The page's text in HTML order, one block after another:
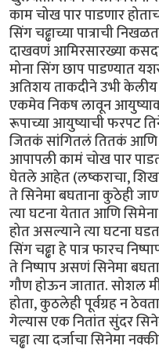
काम चोख पार पाडणार
सिंग चढ्ढाच्या पात्राची
दाखवणं आमिरसारख्या
मोना सिंग छाप पाडण्यात
अतिशय ताकदीने उभी
एकमेव निकष लावून
रूपाच्या आयुष्याची फरपट
जितकं सांगितलं तितकं
आपापली कामं चोख पार
घेतले आहेत (लष्कराचा,
ते सिनेमा बघताना कुठेही
त्या घटना येतात आणि
होत असल्याने त्या घटना
सिंग चढ्ढा हे पात्र फारच
ते निष्पाप असणं सिनेमा
गौण होऊन जातात. सोशल
होता, कुठलेही पूर्वग्रह न
गेल्यास एक नितांत सुंदर
चढ्ढा त्या दर्जाचा सिनेमा